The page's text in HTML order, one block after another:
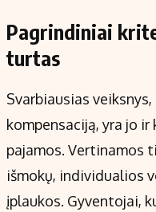
Pagrindiniai
turtas
Svarbiausias
kompensaciją, yra jo
pajamos. Vertinamos
išmokų, individualios
įplaukos. Gyventojai,